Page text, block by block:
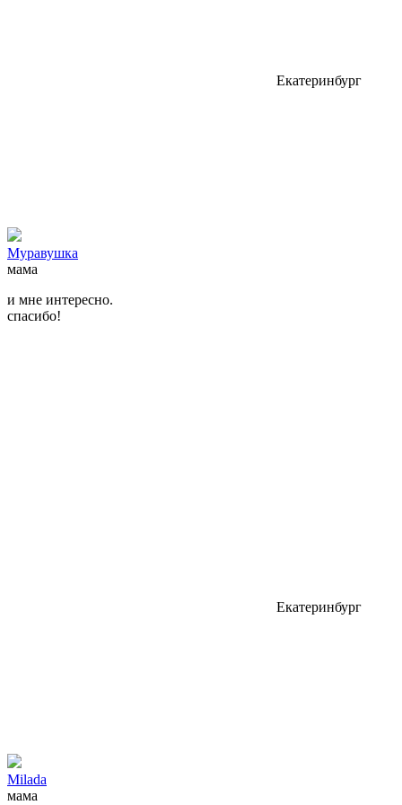
Екатеринбург
Муравушка
мама
и мне интересно.
спасибо!
Екатеринбург
Milada
мама